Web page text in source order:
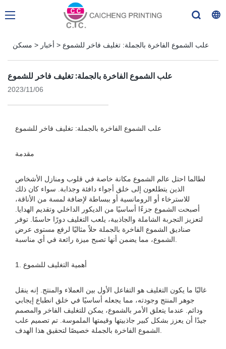
مسكن > أخبار > علب الشموع الفاخرة بالجملة: تغليف فاخر للشموع
علب الشموع الفاخرة بالجملة: تغليف فاخر للشموع
2023/11/06
علب الشموع الفاخرة بالجملة: تغليف فاخر للشموع
مقدمة
لطالما احتل عالم الشموع مكانة خاصة في قلوب ومنازل الأشخاص
الذين يتطلعون إلى خلق أجواء دافئة وجذابة. سواء كان ذلك
للاسترخاء أو الرومانسية أو ببساطة لإضافة لمسة من الأناقة،
أصبحت الشموع جزءًا أساسيًا من الديكور الداخلي وتقديم الهدايا.
لتعزيز التجربة الشاملة والجاذبية، يلعب التغليف دورًا حاسمًا. توفر
صناديق الشموع الفاخرة بالجملة حلاً مثاليًا لرفع مستوى عرض
1. أهمية التغليف للشموع
غالبًا ما يكون التغليف هو التفاعل الأول بين العملاء والمنتج. إنه ينقل
جوهر المنتج وجودته، مما يجعله أساسيًا في خلق انطباع إيجابي
ودائم. عندما يتعلق الأمر بالشموع، يمكن للتغليف الفاخر والمصمم
جيدًا أن يعزز بشكل كبير جاذبيتها وقيمتها الملموسة. تم تصميم علب